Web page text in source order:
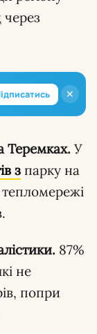
✕
Теремках. У
з парку на
87%
не
попри